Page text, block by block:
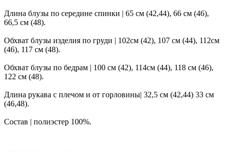
Длина блузы по середине спинки | 65 см (42,44), 66 см (46),
66,5 см (48).
Обхват блузы изделия по груди | 102см (42), 107 см (44), 112см
(46), 117 см (48).
Обхват блузы по бедрам | 100 см (42), 114см (44), 118 см (46),
122 см (48).
Длина рукава с плечом и от горловины| 32,5 см (42,44) 33 см
(46,48).
Состав | полиэстер 100%.